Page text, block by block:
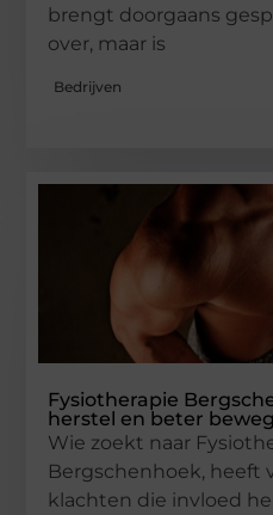
brengt doorgaans
over, maar is
Bedrijven
Fysiotherapie
herstel en beter
Wie zoekt naar
Bergschenhoek, heeft
klachten die invloed